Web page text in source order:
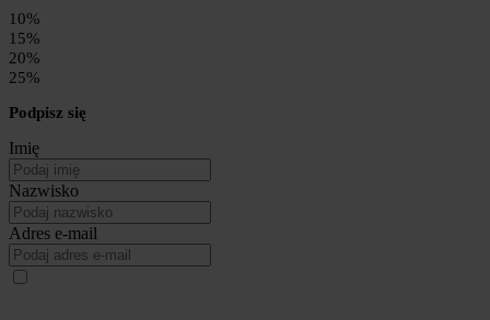
10%
15%
20%
25%
Podpisz się
Imię
Nazwisko
Adres e-mail